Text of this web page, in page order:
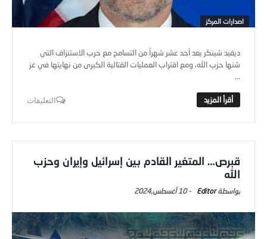
اصدارات المركز
ديفيد شينكر بعد أحد عشر شهراً من التسامح مع حرب الاستنزاف التي
شنها حزب الله، ومع اقتراب العمليات القتالية الكبرى من نهايتها في غز
...
التعليقات
قبرص… المتغير القادم بين إسرائيل وإيران وحزب
الله
Editor
-10 أغسطس,2024